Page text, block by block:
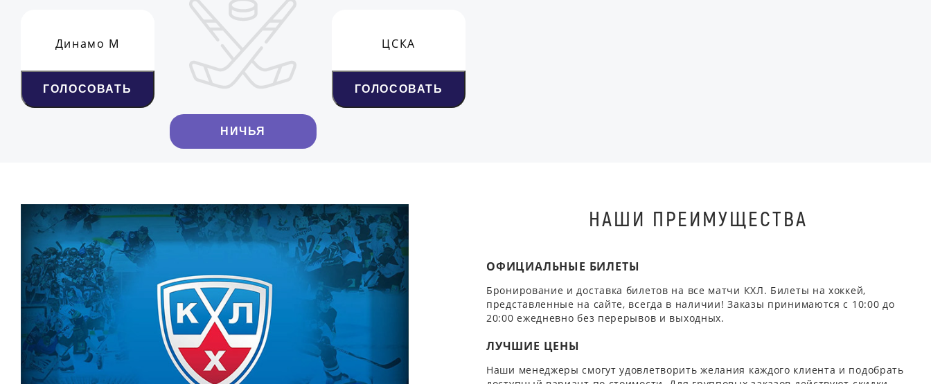
Динамо М
ГОЛОСОВАТЬ
НИЧЬЯ
ЦСКА
ГОЛОСОВАТЬ
НАШИ ПРЕИМУЩЕСТВА
ОФИЦИАЛЬНЫЕ БИЛЕТЫ
Бронирование и доставка билетов на все матчи КХЛ. Билеты на хоккей,
представленные на сайте, всегда в наличии! Заказы принимаются с 10:00 до
20:00 ежедневно без перерывов и выходных.
ЛУЧШИЕ ЦЕНЫ
Наши менеджеры смогут удовлетворить желания каждого клиента и подобрать